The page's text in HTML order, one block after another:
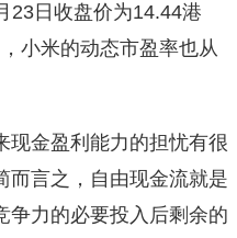
23日收盘价为14.44港
小米的动态市盈率也从
现金盈利能力的担忧有很
而言之，自由现金流就是
争力的必要投入后剩余的